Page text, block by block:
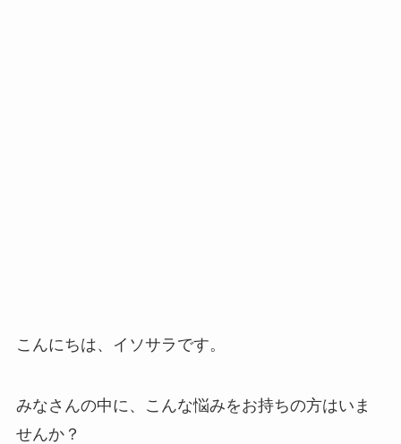
こんにちは、イソサラです。
みなさんの中に、こんな悩みをお持ちの方はいま
せんか？